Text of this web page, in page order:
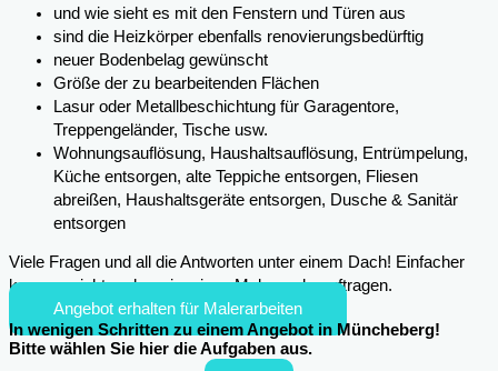
und wie sieht es mit den Fenstern und Türen aus
sind die Heizkörper ebenfalls renovierungsbedürftig
neuer Bodenbelag gewünscht
Größe der zu bearbeitenden Flächen
Lasur oder Metallbeschichtung für Garagentore,
Treppengeländer, Tische usw.
Wohnungsauflösung, Haushaltsauflösung, Entrümpelung,
Küche entsorgen, alte Teppiche entsorgen, Fliesen
abreißen, Haushaltsgeräte entsorgen, Dusche & Sanitär
entsorgen
Viele Fragen und all die Antworten unter einem Dach! Einfacher
kann es nicht mehr sein, einen Maler zu beauftragen.
Angebot erhalten für Malerarbeiten
In wenigen Schritten zu einem Angebot in Müncheberg!
Bitte wählen Sie hier die Aufgaben aus.